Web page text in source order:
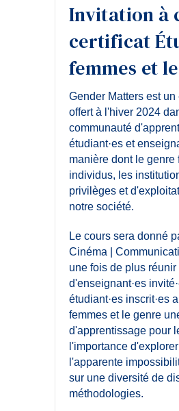
Invitation à
certificat
femmes et
Gender Matters est
offert à l'hiver 2024
communauté
étudiant·es et
manière dont le
individus, les
privilèges et
notre société.
Le cours sera donné
Cinéma |
une fois de plus
d'enseignant·es
étudiant·es inscrit·es
femmes et le genre
d'apprentissage pour
l'importance
l'apparente
sur une diversité de
méthodologies.